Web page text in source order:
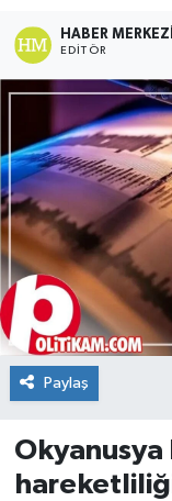
HABER MERKEZI
EDITÖR
Paylaş
Okyanusya
Burhaniye
ÇEVRE
DÜNYA
Dursunbey
Edremit
EĞİTİM
EKONOMİ
Gömeç
Son Dakika
Haber Arşivi